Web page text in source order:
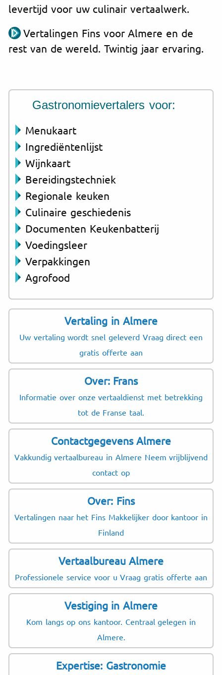
levertijd voor uw culinair vertaalwerk.
Vertalingen Fins voor Almere en de
rest van de wereld. Twintig jaar ervaring.
Gastronomievertalers voor:
Menukaart
Ingrediëntenlijst
Wijnkaart
Bereidingstechniek
Regionale keuken
Culinaire geschiedenis
Documenten Keukenbatterij
Voedingsleer
Verpakkingen
Agrofood
Vertaling in Almere
Uw vertaling wordt snel geleverd Vraag direct een
gratis offerte aan
Over: Frans
Informatie over onze vertaaldienst met betrekking
tot de Franse taal.
Contactgegevens Almere
Vakkundig vertaalbureau in Almere Neem vrijblijvend
contact op
Over: Fins
Vertalingen naar het Fins Makkelijker door kantoor in
Finland
Vertaalbureau Almere
Professionele service voor u Vraag gratis offerte aan
Vestiging in Almere
Kom langs op ons kantoor. Centraal gelegen in
Almere.
Expertise: Gastronomie